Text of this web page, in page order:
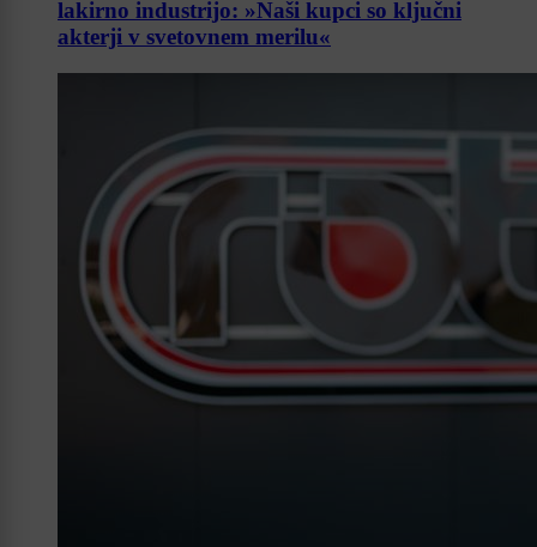
lakirno industrijo: »Naši kupci so ključni
akterji v svetovnem merilu«